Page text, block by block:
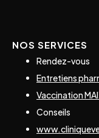
NOS SERVICES
Rendez-vous
Entretiens
Vaccination
Conseils